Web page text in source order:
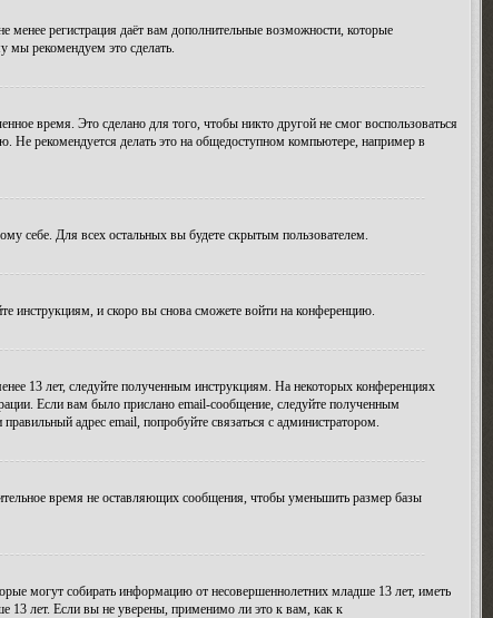
менее регистрация даёт вам дополнительные возможности, которые
мы рекомендуем это сделать.
время. Это сделано для того, чтобы никто другой не смог воспользоваться
Не рекомендуется делать это на общедоступном компьютере, например в
себе. Для всех остальных вы будете скрытым пользователем.
инструкциям, и скоро вы снова сможете войти на конференцию.
13 лет, следуйте полученным инструкциям. На некоторых конференциях
Если вам было прислано email-сообщение, следуйте полученным
адрес email, попробуйте связаться с администратором.
время не оставляющих сообщения, чтобы уменьшить размер базы
могут собирать информацию от несовершеннолетних младше 13 лет, иметь
13 лет. Если вы не уверены, применимо ли это к вам, как к